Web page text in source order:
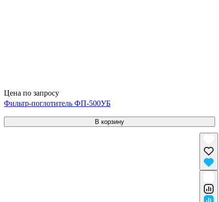
Цена по запросу
Фильтр-поглотитель ФП-500УБ
В корзину